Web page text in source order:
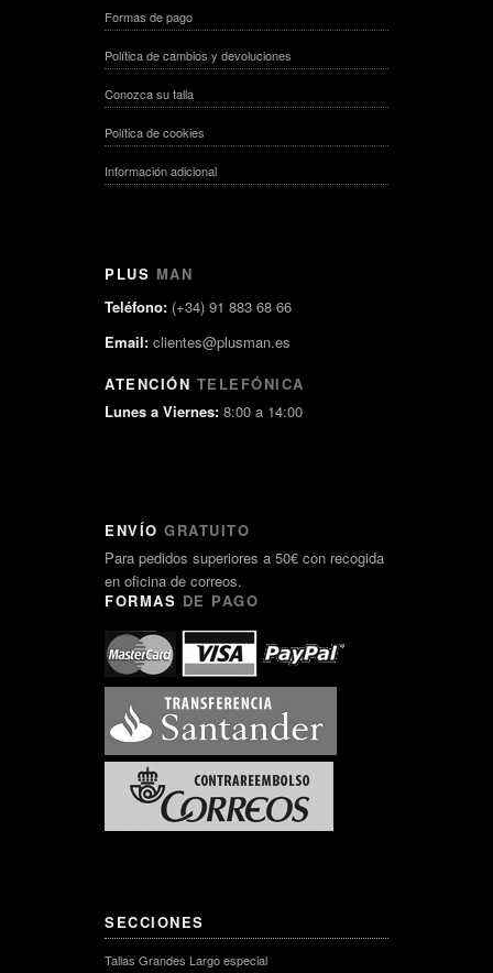
Formas de pago
Política de cambios y devoluciones
Conozca su talla
Política de cookies
Información adicional
PLUS MAN
Teléfono: (+34) 91 883 68 66
Email: clientes@plusman.es
ATENCIÓN TELEFÓNICA
Lunes a Viernes: 8:00 a 14:00
ENVÍO GRATUITO
Para pedidos superiores a 50€ con recogida
en oficina de correos.
FORMAS DE PAGO
SECCIONES
Tallas Grandes Largo especial